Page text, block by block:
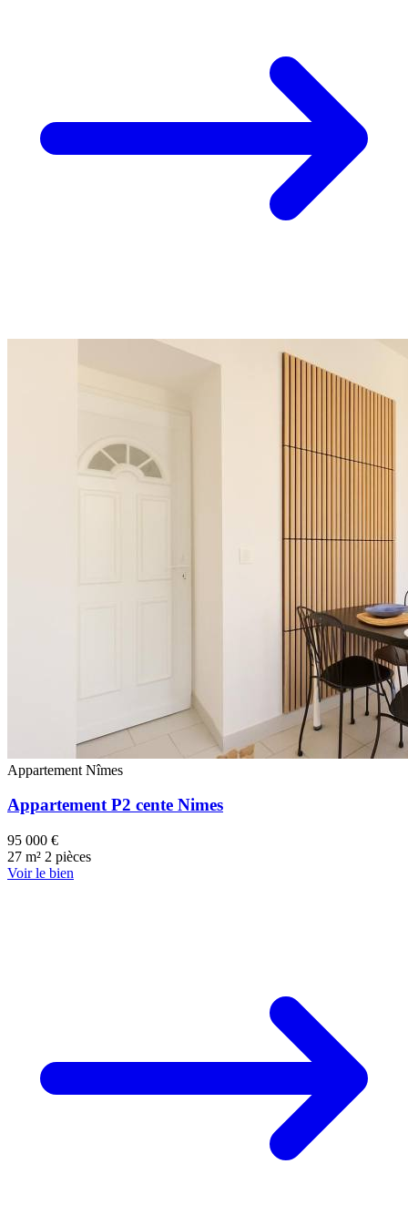
Appartement Nîmes
Appartement P2 cente Nimes
95 000 €
27 m² 2 pièces
Voir le bien